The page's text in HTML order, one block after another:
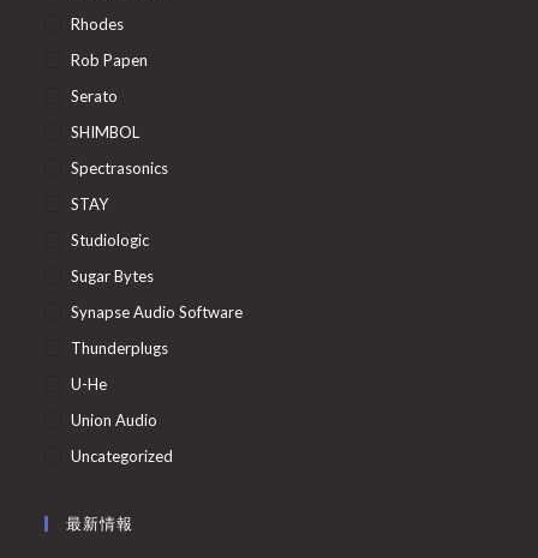
Rhodes
Rob Papen
Serato
SHIMBOL
Spectrasonics
STAY
Studiologic
Sugar Bytes
Synapse Audio Software
Thunderplugs
U-He
Union Audio
Uncategorized
最新情報